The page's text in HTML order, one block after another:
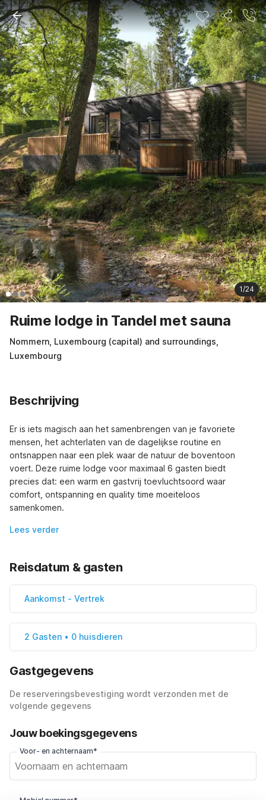
1/24
Ruime lodge in Tandel met sauna
Nommern, Luxembourg (capital) and surroundings,
Luxembourg
Beschrijving
Er is iets magisch aan het samenbrengen van je favoriete
mensen, het achterlaten van de dagelijkse routine en
ontsnappen naar een plek waar de natuur de boventoon
voert. Deze ruime lodge voor maximaal 6 gasten biedt
precies dat: een warm en gastvrij toevluchtsoord waar
comfort, ontspanning en quality time moeiteloos
samenkomen.
Lees verder
Reisdatum & gasten
Aankomst - Vertrek
2 Gasten • 0 huisdieren
Gastgegevens
De reserveringsbevestiging wordt verzonden met de
volgende gegevens
Jouw boekingsgegevens
Voor- en achternaam*